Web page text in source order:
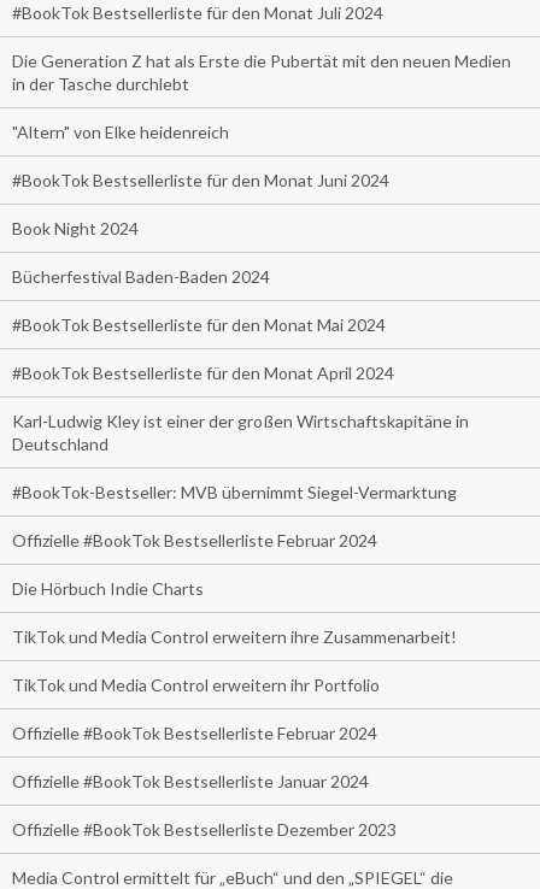
#BookTok Bestsellerliste für den Monat Juli 2024
Die Generation Z hat als Erste die Pubertät mit den neuen Medien
in der Tasche durchlebt
"Altern" von Elke heidenreich
#BookTok Bestsellerliste für den Monat Juni 2024
Book Night 2024
Bücherfestival Baden-Baden 2024
#BookTok Bestsellerliste für den Monat Mai 2024
#BookTok Bestsellerliste für den Monat April 2024
Karl-Ludwig Kley ist einer der großen Wirtschaftskapitäne in
Deutschland
#BookTok-Bestseller: MVB übernimmt Siegel-Vermarktung
Offizielle #BookTok Bestsellerliste Februar 2024
Die Hörbuch Indie Charts
TikTok und Media Control erweitern ihre Zusammenarbeit!
TikTok und Media Control erweitern ihr Portfolio
Offizielle #BookTok Bestsellerliste Februar 2024
Offizielle #BookTok Bestsellerliste Januar 2024
Offizielle #BookTok Bestsellerliste Dezember 2023
Media Control ermittelt für „eBuch“ und den „SPIEGEL“ die